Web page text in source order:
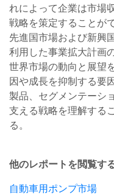
れによって企業は市場
戦略を策定することが
先進国市場および新興
利用した事業拡大計画
世界市場の動向と展望
因や成長を抑制する要
製品、セグメンテーシ
支える戦略を理解する
る。
他のレポートを閲覧す
自動車用ポンプ市場